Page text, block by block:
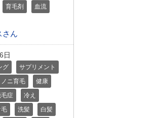
育毛剤
血流
さん
日
グ
サプリメント
ノニ育毛
健康
症
冷え
洗髪
白髪